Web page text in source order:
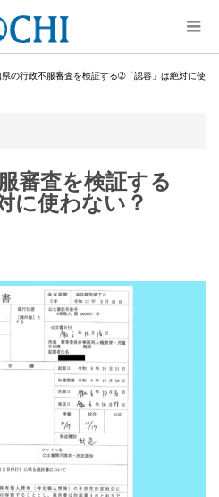
県の行政不服審査を検証する➁「認容」は絶対に使
審査を検証する
に使わない？